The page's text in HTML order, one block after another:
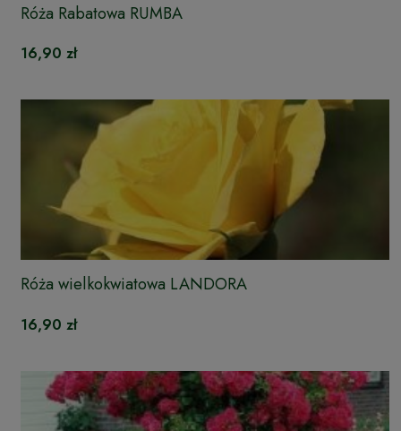
Róża Rabatowa RUMBA
16,90 zł
Róża wielkokwiatowa LANDORA
16,90 zł